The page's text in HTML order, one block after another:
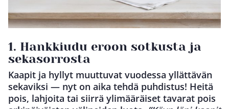
1. Hankkiudu eroon sotkusta ja
sekasorrosta
Kaapit ja hyllyt muuttuvat vuodessa yllättävän
sekaviksi — nyt on aika tehdä puhdistus! Heitä
pois, lahjoita tai siirrä ylimääräiset tavarat pois